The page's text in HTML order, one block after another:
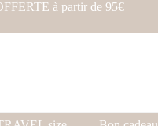
à partir de 95€